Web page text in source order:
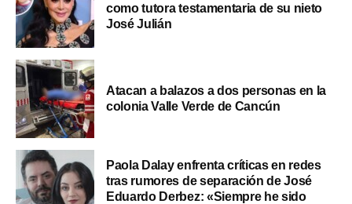
como tutora testamentaria de su nieto
José Julián
Atacan a balazos a dos personas en la
colonia Valle Verde de Cancún
Paola Dalay enfrenta críticas en redes
tras rumores de separación de José
Eduardo Derbez: «Siempre he sido